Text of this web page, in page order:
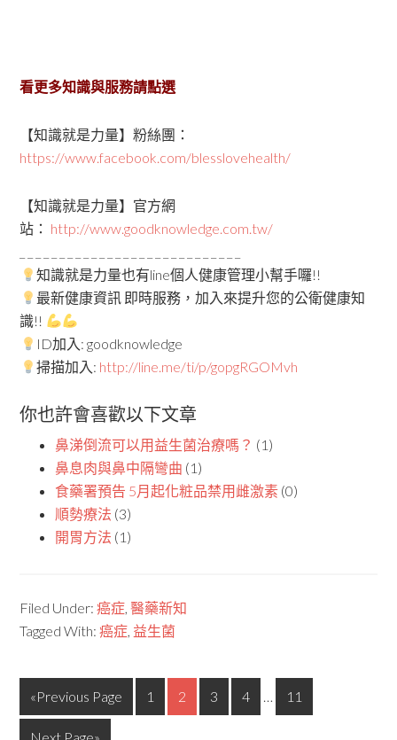
看更多知識與服務請點選
【知識就是力量】粉絲團：
https://www.facebook.com/blesslovehealth/
【知識就是力量】官方網
站： http://www.goodknowledge.com.tw/
知識就是力量也有line個人健康管理小幫手囉!!
最新健康資訊 即時服務，加入來提升您的公衛健康知
識!!
ID加入: goodknowledge
掃描加入: http://line.me/ti/p/gopgRGOMvh
你也許會喜歡以下文章
鼻涕倒流可以用益生菌治療嗎？ (1)
鼻息肉與鼻中隔彎曲 (1)
食藥署預告 5月起化粧品禁用雌激素 (0)
順勢療法 (3)
開胃方法 (1)
Filed Under:癌症,醫藥新知
Tagged With:癌症, 益生菌
«Previous Page 1 2 3 4 … 11